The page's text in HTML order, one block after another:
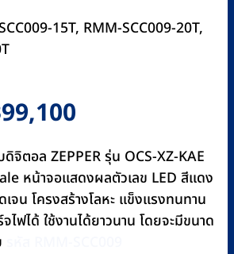
15T, RMM-SCC009-20T,
99,100
จิตอล ZEPPER รุ่น OCS-XZ-KAE
หน้าจอแสดงผลตัวเลข LED สีแดง
จน โครงสร้างโลหะ แข็งแรงทนทาน
ไฟได้ ใช้งานได้ยาวนาน โดยจะมีขนาด